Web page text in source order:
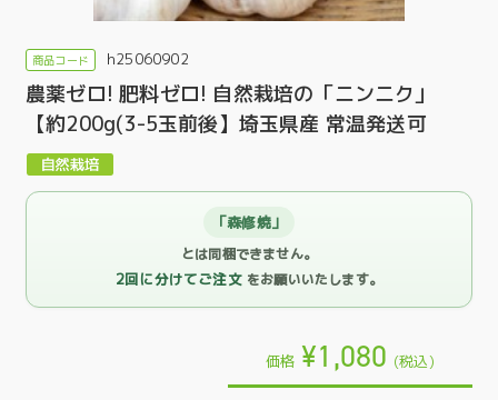
h25060902
農薬ゼロ! 肥料ゼロ! 自然栽培の「ニンニク」
【約200g(3-5玉前後】埼玉県産 常温発送可
「森修焼」
とは同梱できません。
2回に分けてご注文 をお願いいたします。
価格 ¥1,080 (税込)